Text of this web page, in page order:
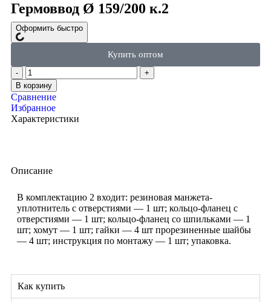
Гермоввод Ø 159/200 к.2
Оформить быстро
Купить оптом
В корзину
Сравнение
Избранное
Характеристики
Описание
В комплектацию 2 входит: резиновая манжета-
уплотнитель с отверстиями — 1 шт; кольцо-фланец с
отверстиями — 1 шт; кольцо-фланец со шпильками — 1
шт; хомут — 1 шт; гайки — 4 шт прорезиненные шайбы
— 4 шт; инструкция по монтажу — 1 шт; упаковка.
Как купить